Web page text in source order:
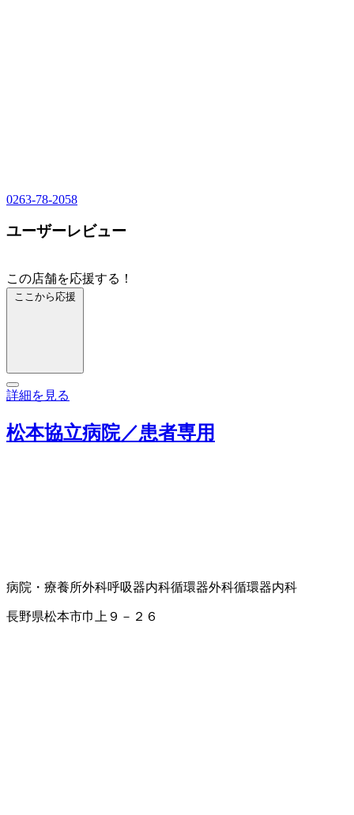
0263-78-2058
ユーザーレビュー
この店舗を応援する！
ここから応援
詳細を見る
松本協立病院／患者専用
病院・療養所外科呼吸器内科循環器外科循環器内科
長野県松本市巾上９－２６